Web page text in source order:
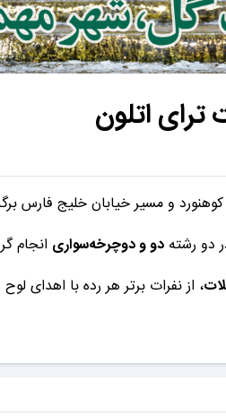
ترای اتلون
و مسیر خیابان خلیج فارس
دو رشته دو و دوچرخه‌سواری انجام
، از نفرات برتر هر رده با اهدای